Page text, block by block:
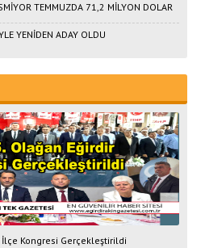
TEMMUZDA 71,2 MİLYON DOLAR
YENİDEN ADAY OLDU
İlçe Kongresi Gerçekleştirildi